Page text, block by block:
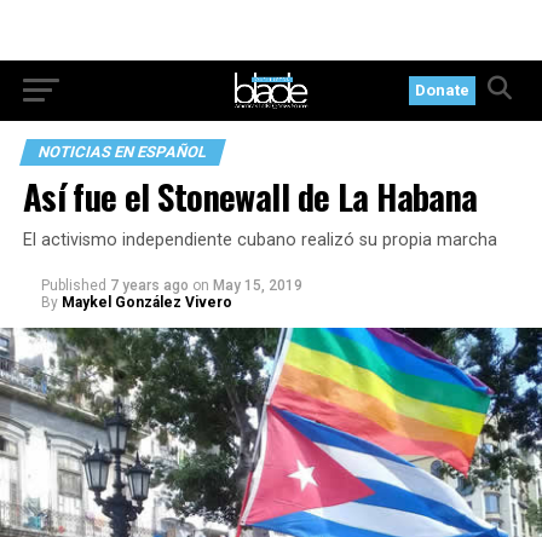
Donate
NOTICIAS EN ESPAÑOL
Así fue el Stonewall de La Habana
El activismo independiente cubano realizó su propia marcha
Published 7 years ago on May 15, 2019
By Maykel González Vivero